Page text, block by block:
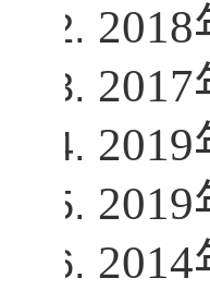
2018
2017
2019
2019
2014